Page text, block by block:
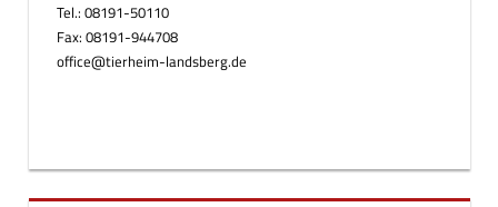
Tel.: 08191-50110
Fax: 08191-944708
office@tierheim-landsberg.de